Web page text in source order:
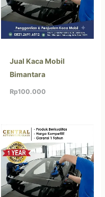
Jual Kaca Mobil
Bimantara
Rp100.000